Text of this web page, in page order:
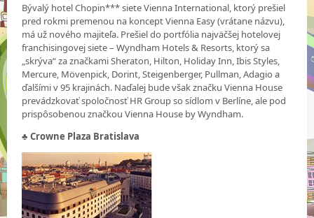
Bývalý hotel Chopin*** siete Vienna International, ktorý prešiel
pred rokmi premenou na koncept Vienna Easy (vrátane názvu),
má už nového majiteľa. Prešiel do portfólia najväčšej hotelovej
franchisingovej siete – Wyndham Hotels & Resorts, ktorý sa
„skrýva“ za značkami Sheraton, Hilton, Holiday Inn, Ibis Styles,
Mercure, Mövenpick, Dorint, Steigenberger, Pullman, Adagio a
ďalšími v 95 krajinách. Naďalej bude však značku Vienna House
prevádzkovať spoločnosť HR Group so sídlom v Berlíne, ale pod
prispôsobenou značkou Vienna House by Wyndham.
♣ Crowne Plaza Bratislava